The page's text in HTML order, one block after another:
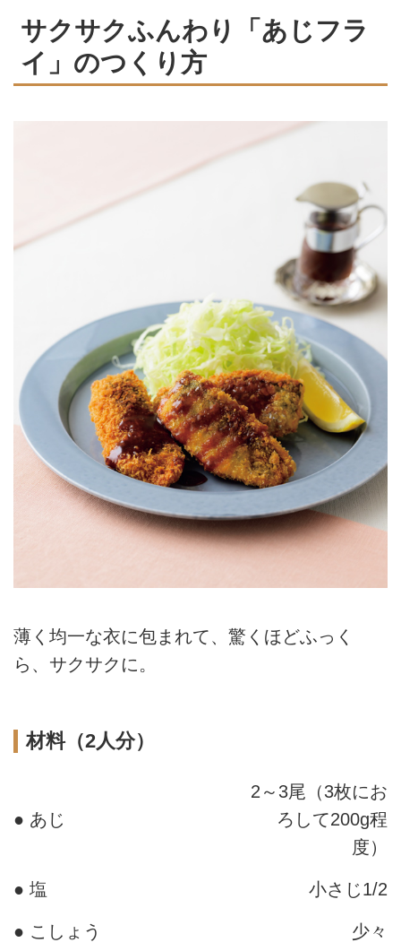
サクサクふんわり「あじフラ
イ」のつくり方
薄く均一な衣に包まれて、驚くほどふっく
ら、サクサクに。
材料（2人分）
● あじ
2～3尾（3枚にお
ろして200g程
度）
● 塩 小さじ1/2
● こしょう 少々